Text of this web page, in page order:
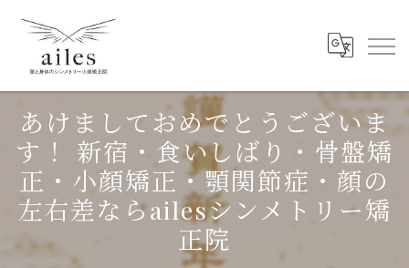
あけましておめでとうございま
す！ 新宿・食いしばり・骨盤矯
正・小顔矯正・顎関節症・顔の
左右差ならailesシンメトリー矯
正院